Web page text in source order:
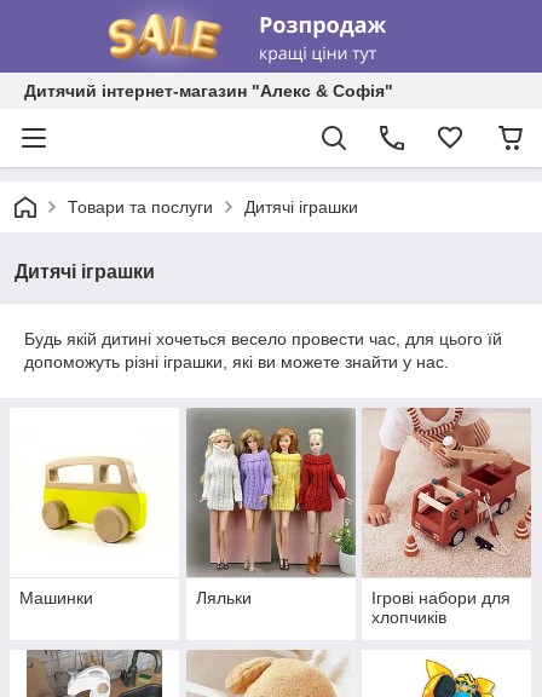
Дитячий інтернет-магазин "Алекс & Софія"
Товари та послуги Дитячі іграшки
Дитячі іграшки
Будь якій дитині хочеться весело провести час, для цього їй
допоможуть різні іграшки, які ви можете знайти у нас.
Машинки Ляльки
Ігрові набори для
хлопчиків